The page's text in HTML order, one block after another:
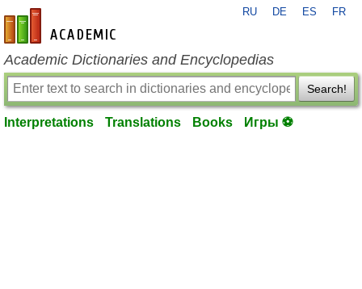
en-academic.com
RU DE ES FR
Academic Dictionaries and Encyclopedias
Search!
Interpretations Translations Books Игры ⚽